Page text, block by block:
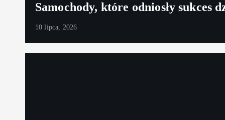
Samochody, które odniosły sukces
10 lipca, 2026